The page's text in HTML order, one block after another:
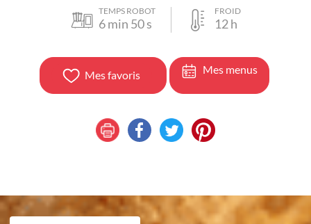
TEMPS ROBOT
6min 50s
FROID
12h
Mes favoris Mes menus